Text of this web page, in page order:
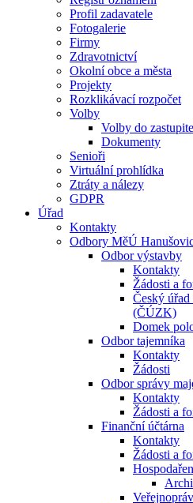
Profil zadavatele
Fotogalerie
Firmy
Zdravotnictví
Okolní obce a města
Projekty
Rozklikávací rozpočet
Volby
Volby do
Dokumenty
Senioři
Virtuální prohlídka
Ztráty a nálezy
GDPR
Úřad
Kontakty
Odbory MěÚ
Odbor výstavby
Kontakty
Žádosti a
Český úřad
(ČÚZK)
Domek
Odbor tajemníka
Kontakty
Žádosti
Odbor správy
Kontakty
Žádosti a
Finanční účtárna
Kontakty
Žádosti a